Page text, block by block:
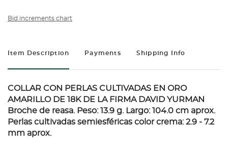
Bid increments chart
Item Description Payments Shipping Info
COLLAR CON PERLAS CULTIVADAS EN ORO
AMARILLO DE 18K DE LA FIRMA DAVID YURMAN
Broche de reasa. Peso: 13.9 g. Largo: 104.0 cm aprox.
Perlas cultivadas semiesféricas color crema: 2.9 - 7.2
mm aprox.